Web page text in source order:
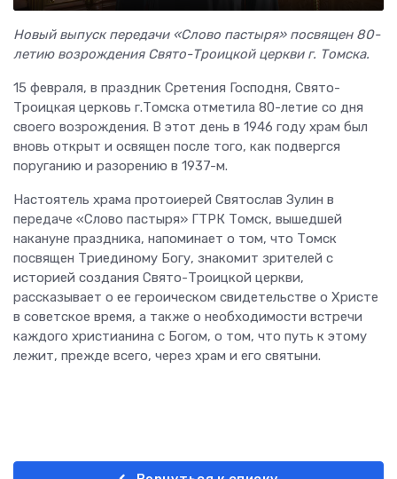
Play Mute Settings
PIP
Новый выпуск передачи «Слово пастыря» посвящен 80-
летию возрождения Свято-Троицкой церкви г. Томска.
15 февраля, в праздник Сретения Господня, Свято-
Троицкая церковь г.Томска отметила 80-летие со дня
своего возрождения. В этот день в 1946 году храм был
вновь открыт и освящен после того, как подвергся
поруганию и разорению в 1937-м.
Настоятель храма протоиерей Святослав Зулин в
передаче «Слово пастыря» ГТРК Томск, вышедшей
накануне праздника, напоминает о том, что Томск
посвящен Триединому Богу, знакомит зрителей с
историей создания Свято-Троицкой церкви,
рассказывает о ее героическом свидетельстве о Христе
в советское время, а также о необходимости встречи
каждого христианина с Богом, о том, что путь к этому
лежит, прежде всего, через храм и его святыни.